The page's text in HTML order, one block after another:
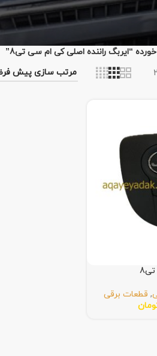
“ایربگ راننده اصلی کی ام سی تی8”
, قطعات برقی